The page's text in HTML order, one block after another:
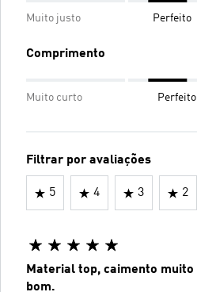
Muito justo Perfeito
Comprimento
Muito curto Perfeito
Filtrar por avaliações
5 4 3 2
Material top, caimento muito
bom.